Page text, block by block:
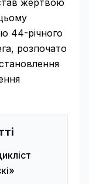
жертвою
44-річного
розпочато